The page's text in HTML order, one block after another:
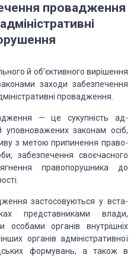
провадження
й об’єктивного вирі­шення
заходи забезпечен­ня
провадження.
— це сукупність ад­
уповноважених законам осіб,
з метою припинення право­
забезпечення своєчасного
правопорушника до
застосовуються у вста­
представниками влади,
особами органів внутрішніх
органів адміністративної
формувань, а також в